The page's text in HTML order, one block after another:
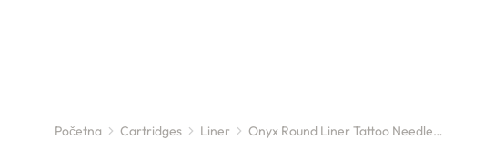
You are here:
Početna Cartridges Liner Onyx Round Liner Tattoo Needle…